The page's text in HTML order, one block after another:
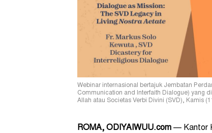
Webinar internasional bertajuk Jembatan
Communication and Interfaith Dialogue) yang
Allah atau Societas Verbi Divini (SVD), Kamis
ROMA, ODIYAIWUU.com — Kantor